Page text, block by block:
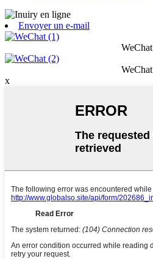
Envoyer un e-mail
WeChat
WeChat
x